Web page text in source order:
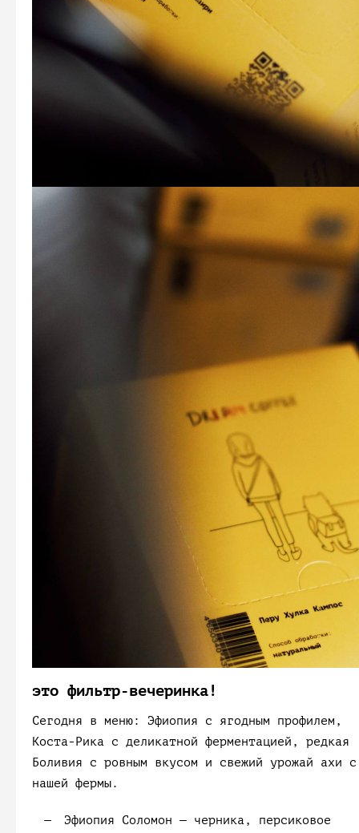
это фильтр-вечеринка!
Сегодня в меню: Эфиопия с ягодным профилем,
Коста-Рика с деликатной ферментацией, редкая
Боливия с ровным вкусом и свежий урожай ахи с
нашей фермы.
Эфиопия Соломон — черника, персиковое